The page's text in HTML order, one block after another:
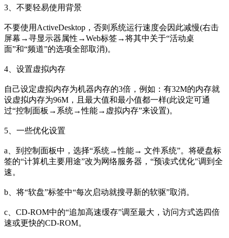
3、不要轻易使用背景
不要使用ActiveDesktop，否则系统运行速度会因此减慢(右击
屏幕→寻显示器属性→Web标签→将其中关于“活动桌
面”和“频道”的选项全部取消)。
4、设置虚拟内存
自己设定虚拟内存为机器内存的3倍，例如：有32M的内存就
设虚拟内存为96M，且最大值和最小值都一样(此设定可通
过“控制面板→系统→性能→虚拟内存”来设置)。
5、一些优化设置
a、到控制面板中，选择“系统→性能→ 文件系统”。将硬盘标
签的“计算机主要用途”改为网络服务器，“预读式优化"调到全
速。
b、将“软盘”标签中“每次启动就搜寻新的软驱”取消。
c、CD-ROM中的“追加高速缓存”调至最大，访问方式选四倍
速或更快的CD-ROM。